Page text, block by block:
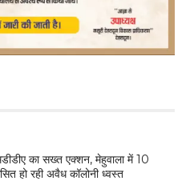
का सख्त एक्शन, मेहुवाला में 10
हो रही अवैध कॉलोनी ध्वस्त